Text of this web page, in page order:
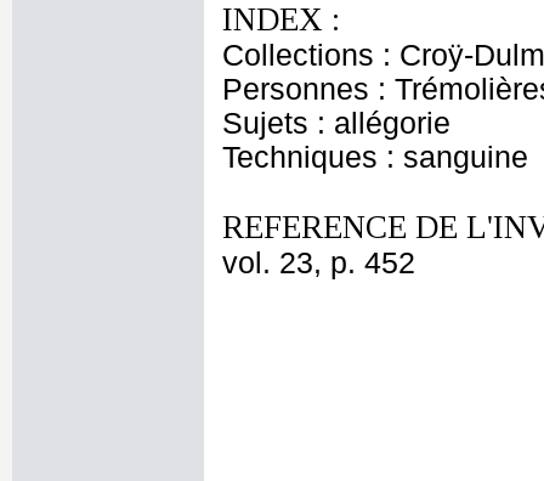
INDEX :
Collections : Croÿ-
Personnes :
Sujets : allégorie
Techniques : sanguine
REFERENCE DE
vol. 23, p. 452